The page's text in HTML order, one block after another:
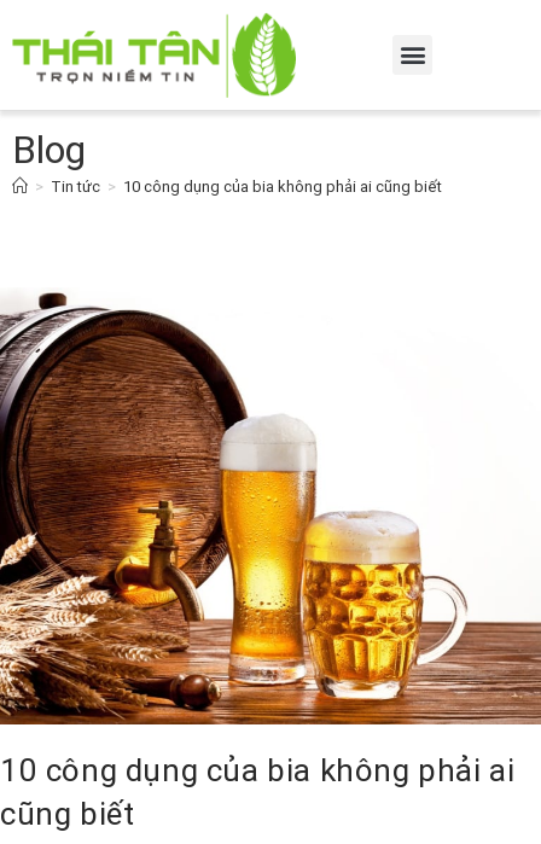
Blog
> Tin tức > 10 công dụng của bia không phải ai cũng biết
10 công dụng của bia không phải ai
cũng biết